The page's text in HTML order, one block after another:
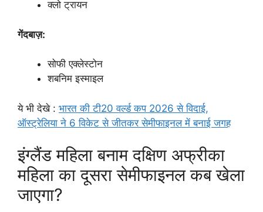
क्लो ट्रायन
गेंदबाज़:
सोफी एक्लेस्टोन
शबनिम इस्माइल
ये भी देखे : भारत की टी20 वर्ल्ड कप 2026 से विदाई,
ऑस्ट्रेलिया ने 6 विकेट से जीतकर सेमीफाइनल में बनाई जगह
इंग्लैंड महिला बनाम दक्षिण अफ्रीका
महिला का दूसरा सेमीफाइनल कब खेला
जाएगा?